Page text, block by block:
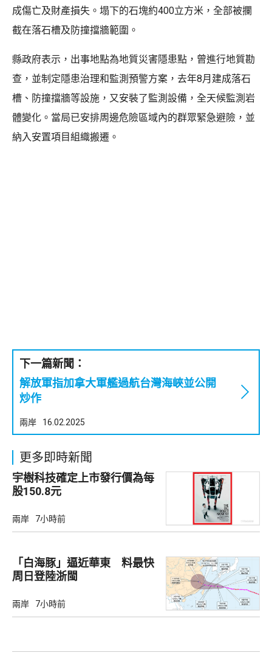
成傷亡及財產損失。塌下的石塊約400立方米，全部被攔
截在落石槽及防撞擋牆範圍。
縣政府表示，出事地點為地質災害隱患點，曾進行地質勘
查，並制定隱患治理和監測預警方案，去年8月建成落石
槽、防撞擋牆等設施，又安裝了監測設備，全天候監測岩
體變化。當局已安排周邊危險區域內的群眾緊急避險，並
納入安置項目組織搬遷。
下一篇新聞：
解放軍指加拿大軍艦過航台灣海峽並公開
炒作
兩岸 16.02.2025
更多即時新聞
宇樹科技確定上市發行價為每
股150.8元
兩岸 7小時前
「白海豚」逼近華東 料最快
周日登陸浙閩
兩岸 7小時前